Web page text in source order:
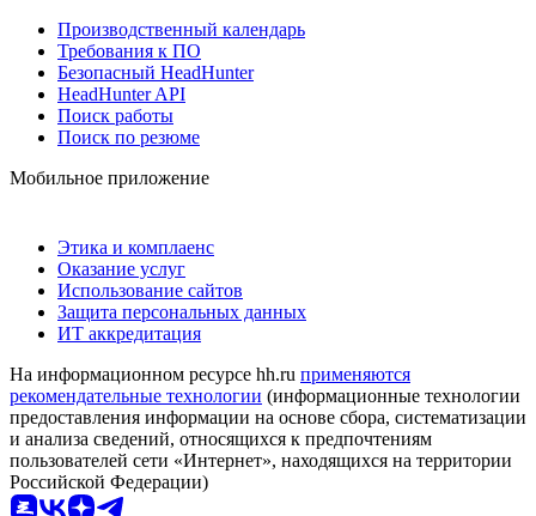
Производственный календарь
Требования к ПО
Безопасный HeadHunter
HeadHunter API
Поиск работы
Поиск по резюме
Мобильное приложение
Этика и комплаенс
Оказание услуг
Использование сайтов
Защита персональных данных
ИТ аккредитация
На информационном ресурсе hh.ru применяются
рекомендательные технологии (информационные технологии
предоставления информации на основе сбора, систематизации
и анализа сведений, относящихся к предпочтениям
пользователей сети «Интернет», находящихся на территории
Российской Федерации)